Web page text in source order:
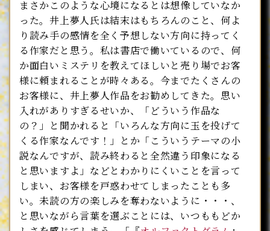
まさかこのような心境になるとは想像していなか
った。井上夢人氏は結末はもちろんのこと、何よ
り読み手の感情を全く予想しない方向に持ってく
る作家だと思う。私は書店で働いているので、何
か面白いミステリを教えてほしいと売り場でお客
様に頼まれることが時々ある。今までたくさんの
お客様に、井上夢人作品をお勧めしてきた。思い
入れがありすぎるせいか、「どういう作品な
の？」と聞かれると「いろんな方向に玉を投げて
くる作家なんです！」とか「こういうテーマの小
説なんですが、読み終わると全然違う印象になる
と思いますよ」などとわかりにくいことを言って
しまい、お客様を戸惑わせてしまったことも多
い。未読の方の楽しみを奪わないように・・・、
と思いながら言葉を選ぶことには、いつももどか